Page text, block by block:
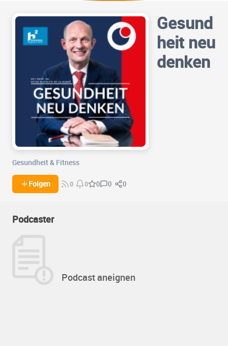
Gesund
heit neu
denken
Gesundheit & Fitness
Folgen 0 0 0 0 0
Podcaster
Podcast aneignen